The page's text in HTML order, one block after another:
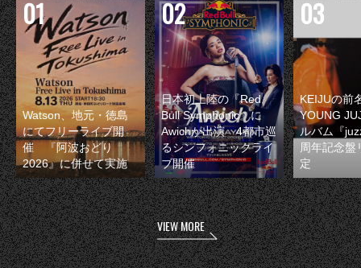
Watson、地元・徳島
にてフリーライブ開
催 『阿波おどり
2026』に併せて実施
日本初上陸の『Red
Bull Symphonic』に
Awichが出演 4都市巡
るシンフォニックライ
ブ開催
KEIJUの前
YOUNG
ルバム『
周年記念盤
定
VIEW MORE